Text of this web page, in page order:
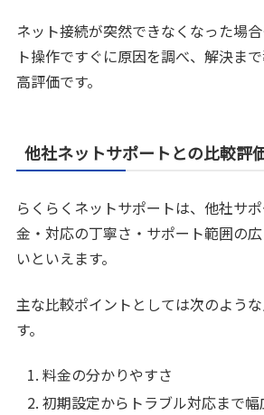
ネット接続が突然できなくなった場
ト操作ですぐに原因を調べ、解決ま
高評価です。
他社ネットサポートとの比較評
らくらくネットサポートは、他社サ
金・対応の丁寧さ・サポート範囲の
いといえます。
主な比較ポイントとしては次のよう
す。
料金の分かりやすさ
初期設定からトラブル対応まで幅